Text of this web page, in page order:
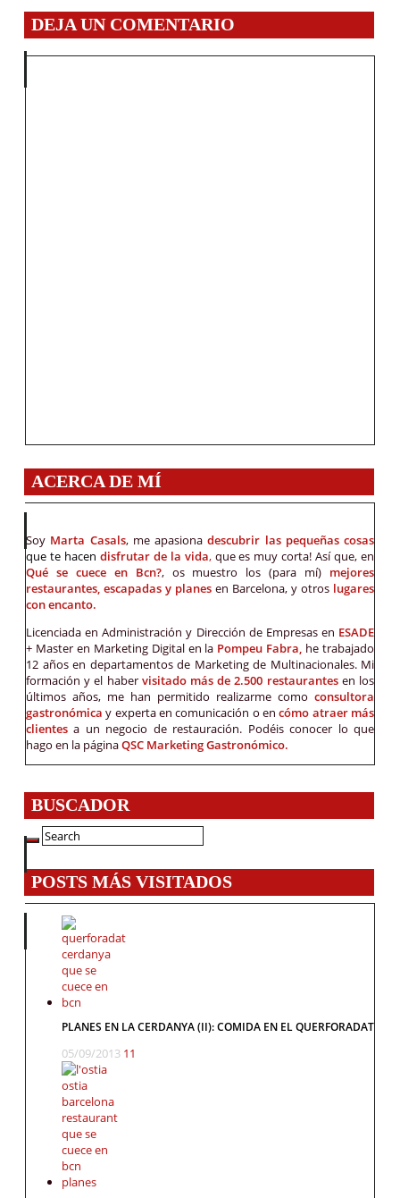
DEJA UN COMENTARIO
ACERCA DE MÍ
Soy Marta Casals, me apasionadescubrir las pequeñas cosas
que te hacen disfrutar de la vida,que es muy corta! Así que, en
Qué se cuece en Bcn?, os muestro los (para mí) mejores
restaurantes, escapadas y planes en Barcelona, y otros lugares
con encanto.
Licenciada en Administración y Dirección de Empresas en ESADE
+ Master en Marketing Digital en la Pompeu Fabra, he trabajado
12 años en departamentos de Marketing de Multinacionales. Mi
formación y el haber visitado más de 2.500 restaurantes en los
últimos años, me han permitido realizarme como consultora
gastronómicay experta en comunicación o encómo atraer más
clientes a un negocio de restauración. Podéis conocer lo que
hago en la páginaQSC Marketing Gastronómico.
BUSCADOR
POSTS MÁS VISITADOS
PLANES EN LA CERDANYA (II): COMIDA EN EL QUERFORADAT
05/09/2013 11